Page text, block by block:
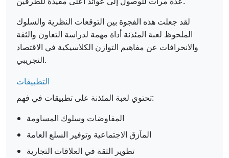
لقد جعلت هذه الفجوة بين التوقعات النظرية والسلوك
الملحوظ لعبة المئذنة أداة مهمة لدراسة التعاون والثقة
والانحرافات عن مفاهيم التوازن الكلاسيكية في الاقتصاد
التجريبي.
التطبيقات
تحتوي لعبة المئذنة على تطبيقات في فهم:
المفاوضات وسلوك المساومة
المآزق الاجتماعية وتوفير السلع العامة
تطوير الثقة في العلاقات التجارية